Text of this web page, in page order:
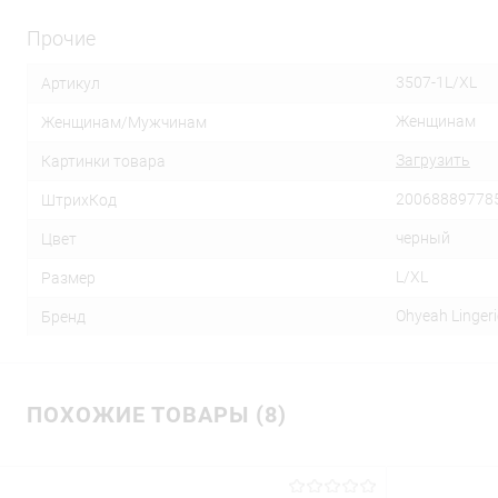
Прочие
Артикул 3507-1L/XL
Женщинам/Мужчинам Женщинам
Картинки товара Загрузить
ШтрихКод
Цвет черный
Размер L/XL
Бренд Ohyeah
ПОХОЖИЕ ТОВАРЫ (8)